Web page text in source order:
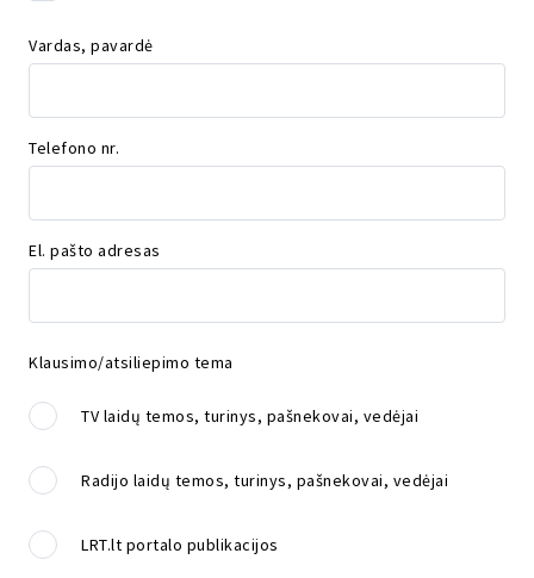
Vardas, pavardė
Telefono nr.
El. pašto adresas
Klausimo/atsiliepimo tema
TV laidų temos, turinys, pašnekovai, vedėjai
Radijo laidų temos, turinys, pašnekovai, vedėjai
LRT.lt portalo publikacijos